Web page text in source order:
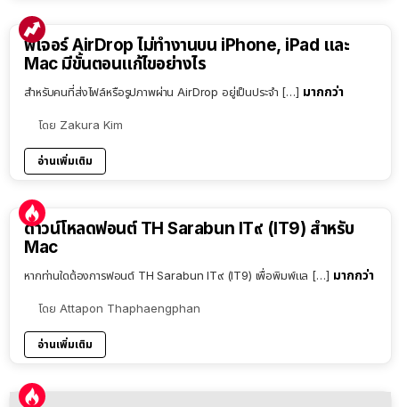
ฟีเจอร์ AirDrop ไม่ทำงานบน iPhone, iPad และ
Mac มีขั้นตอนแก้ไขอย่างไร
สำหรับคนที่ส่งไฟล์หรือรูปภาพผ่าน AirDrop อยู่เป็นประจำ […] มากกว่า
โดย Zakura Kim
อ่านเพิ่มเติม
ดาวน์โหลดฟอนต์ TH Sarabun IT๙ (IT9) สำหรับ
Mac
หากท่านใดต้องการฟอนต์ TH Sarabun IT๙ (IT9) เพื่อพิมพ์แล […] มากกว่า
โดย Attapon Thaphaengphan
อ่านเพิ่มเติม